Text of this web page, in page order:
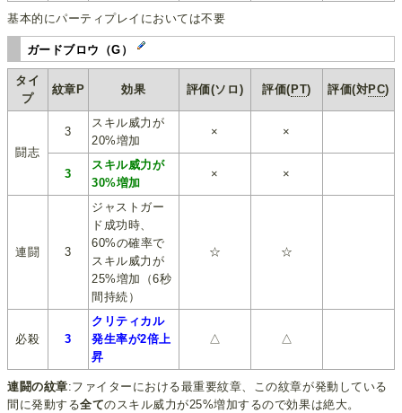
基本的にパーティプレイにおいては不要
ガードブロウ（G）
タイ
プ
紋章P 効果 評価(ソロ) 評価( PT) 評価(対PC)
闘志
3
スキル威力が
20%増加
× ×
3
スキル威力が
30%増加
× ×
連闘 3
ジャストガー
ド成功時、
60%の確率で
スキル威力が
25%増加（6秒
間持続）
☆ ☆
必殺 3
クリティカル
発生率が2倍上
昇
△ △
連闘の紋章:ファイターにおける最重要紋章、この紋章が発動している
間に発動する全てのスキル威力が25%増加するので効果は絶大。